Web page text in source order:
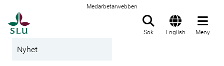
Medarbetarwebben
Sök English Meny
Nyhet